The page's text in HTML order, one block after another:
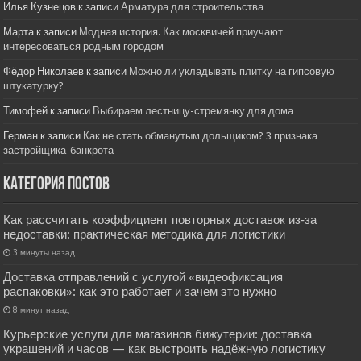
Илья Кузнецов к записиАрматура для строительства
Мартак записи Модная история. Как москвичей приучают
интересоваться родным городом
Фёдор Николаев к записи Можно ли укладывать плитку на гипсовую
штукатурку?
Тимофей к записи Выбираем лестницу-стремянку для дома
Герман к записи Как не стать обманутым дольщиком? 3 признака
застройщика-банкрота
Категория постов
Как рассчитать коэффициент повторных доставок из‑за
недоставки: практическая методика для логистики
3 минуты назад
Доставка отправлений с услугой «видеофиксация
распаковки»: как это работает и зачем это нужно
8 минут назад
Курьерские услуги для магазинов бижутерии: доставка
украшений и часов — как выстроить надёжную логистику